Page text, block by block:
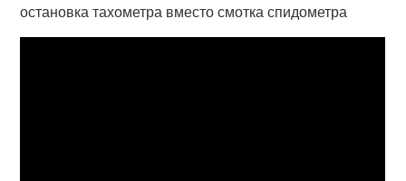
остановка тахометра вместо смотка спидометра